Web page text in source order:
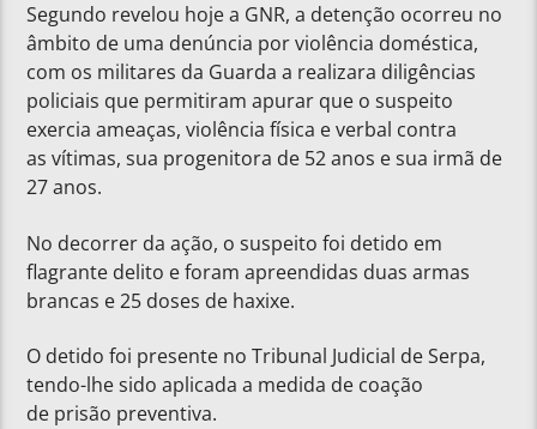
Segundo revelou hoje a GNR, a detenção ocorreu no
âmbito de uma denúncia por violência doméstica,
com os militares da Guarda a realizara diligências
policiais que permitiram apurar que o suspeito
exercia ameaças, violência física e verbal contra
as vítimas, sua progenitora de 52 anos e sua irmã de
27 anos.
No decorrer da ação, o suspeito foi detido em
flagrante delito e foram apreendidas duas armas
brancas e 25 doses de haxixe.
O detido foi presente no Tribunal Judicial de Serpa,
tendo-lhe sido aplicada a medida de coação
de prisão preventiva.